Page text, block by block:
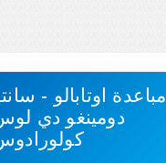
مباعدة اوتابالو -
دومينغو دي